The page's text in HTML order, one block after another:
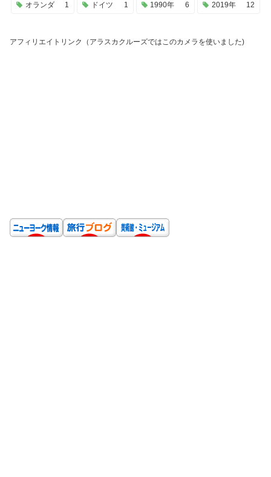
オランダ 1 ドイツ 1 1990年 6 2019年 12
アフィリエイトリンク（アラスカクルーズではこのカメラを使いました)